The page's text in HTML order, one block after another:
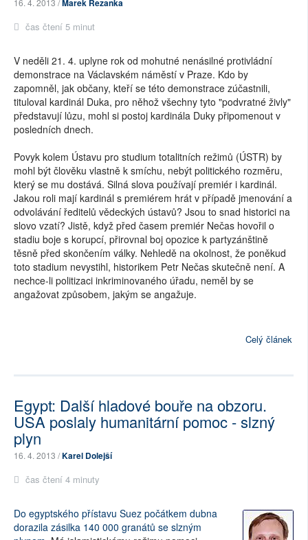
16. 4. 2013 /Marek Řezanka
čas čtení 5 minut
V neděli 21. 4. uplyne rok od mohutné nenásilné protivládní
demonstrace na Václavském náměstí v Praze. Kdo by
zapomněl, jak občany, kteří se této demonstrace zúčastnili,
tituloval kardinál Duka, pro něhož všechny tyto "podvratné živly"
představují lůzu, mohl si postoj kardinála Duky připomenout v
posledních dnech.
Povyk kolem Ústavu pro studium totalitních režimů (ÚSTR) by
mohl být člověku vlastně k smíchu, nebýt politického rozměru,
který se mu dostává. Silná slova používají premiér i kardinál.
Jakou roli mají kardinál s premiérem hrát v případě jmenování a
odvolávání ředitelů vědeckých ústavů? Jsou to snad historici na
slovo vzatí? Jistě, když před časem premiér Nečas hovořil o
stadiu boje s korupcí, přirovnal boj opozice k partyzánštině
těsně před skončením války. Nehledě na okolnost, že poněkud
toto stadium nevystihl, historikem Petr Nečas skutečně není. A
nechce-li politizaci inkriminovaného úřadu, neměl by se
angažovat způsobem, jakým se angažuje.
Celý článek
Egypt: Další hladové bouře na obzoru.
USA poslaly humanitární pomoc - slzný
plyn
16. 4. 2013 /Karel Dolejší
čas čtení 4 minuty
Do egyptského přístavu Suez počátkem dubna
dorazila zásilka 140 000 granátů se slzným